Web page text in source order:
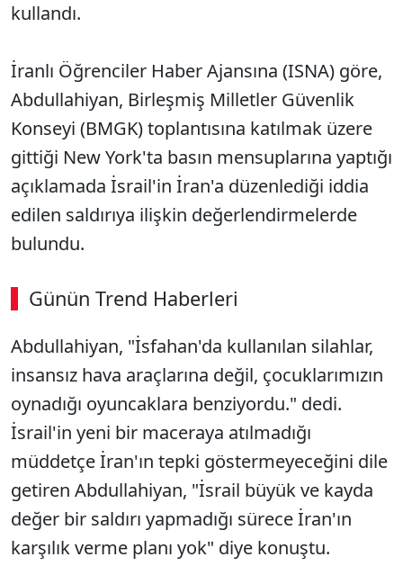
kullandı.
İranlı Öğrenciler Haber Ajansına (ISNA) göre,
Abdullahiyan, Birleşmiş Milletler Güvenlik
Konseyi (BMGK) toplantısına katılmak üzere
gittiği New York'ta basın mensuplarına yaptığı
açıklamada İsrail'in İran'a düzenlediği iddia
edilen saldırıya ilişkin değerlendirmelerde
bulundu.
Günün Trend Haberleri
Abdullahiyan, "İsfahan'da kullanılan silahlar,
insansız hava araçlarına değil, çocuklarımızın
oynadığı oyuncaklara benziyordu." dedi.
İsrail'in yeni bir maceraya atılmadığı
müddetçe İran'ın tepki göstermeyeceğini dile
getiren Abdullahiyan, "İsrail büyük ve kayda
değer bir saldırı yapmadığı sürece İran'ın
karşılık verme planı yok" diye konuştu.